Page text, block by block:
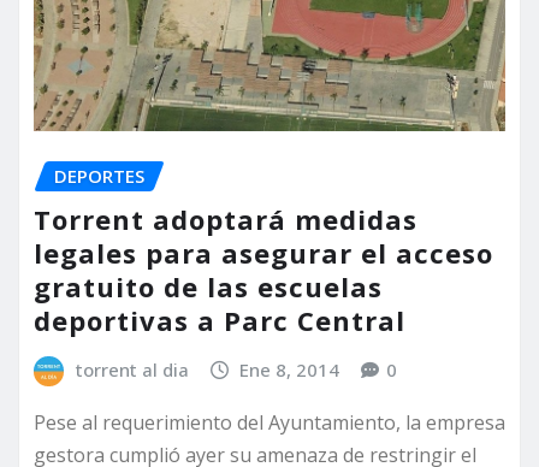
DEPORTES
Torrent adoptará medidas
legales para asegurar el acceso
gratuito de las escuelas
deportivas a Parc Central
torrent al dia Ene 8, 2014 0
Pese al requerimiento del Ayuntamiento, la empresa
gestora cumplió ayer su amenaza de restringir el